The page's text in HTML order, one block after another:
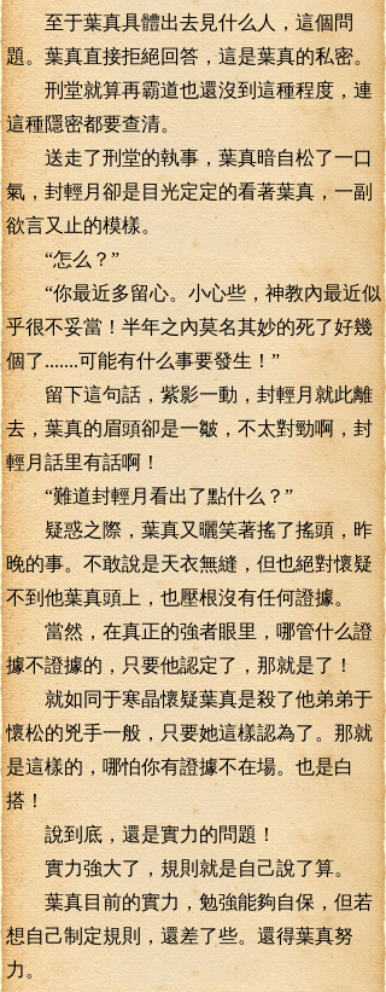
至于葉真具體出去見什么人，這個問
題。葉真直接拒絕回答，這是葉真的私密。
刑堂就算再霸道也還沒到這種程度，連
這種隱密都要查清。
送走了刑堂的執事，葉真暗自松了一口
氣，封輕月卻是目光定定的看著葉真，一副
欲言又止的模樣。
“怎么？”
“你最近多留心。小心些，神教內最近似
乎很不妥當！半年之內莫名其妙的死了好幾
個了.......可能有什么事要發生！”
留下這句話，紫影一動，封輕月就此離
去，葉真的眉頭卻是一皺，不太對勁啊，封
輕月話里有話啊！
“難道封輕月看出了點什么？”
疑惑之際，葉真又曬笑著搖了搖頭，昨
晚的事。不敢說是天衣無縫，但也絕對懷疑
不到他葉真頭上，也壓根沒有任何證據。
當然，在真正的強者眼里，哪管什么證
據不證據的，只要他認定了，那就是了！
就如同于寒晶懷疑葉真是殺了他弟弟于
懷松的兇手一般，只要她這樣認為了。那就
是這樣的，哪怕你有證據不在場。也是白
搭！
說到底，還是實力的問題！
實力強大了，規則就是自己說了算。
葉真目前的實力，勉強能夠自保，但若
想自己制定規則，還差了些。還得葉真努
力。